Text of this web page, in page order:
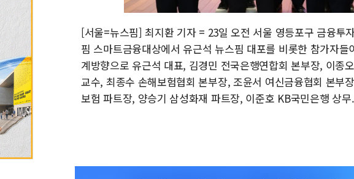
[서울=뉴스핌] 최지환 기자 = 23일 오전 서울 영등포구 금융투
핌 스마트금융대상에서 유근석 뉴스핌 대포를 비롯한 참가자
계방향으로 유근석 대표, 김경민 전국은행연합회 본부장, 이종
교수, 최종수 손해보험협회 본부장, 조윤서 여신금융협회 본부
보험 파트장, 양승기 삼성화재 파트장, 이준호 KB국민은행